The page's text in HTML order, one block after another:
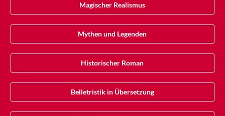
Magischer Realismus
Mythen und Legenden
Historischer Roman
Belletristik in Übersetzung